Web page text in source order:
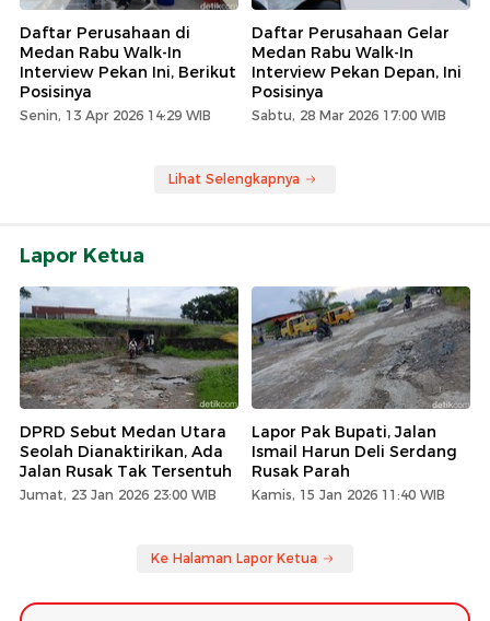
Daftar Perusahaan di
Medan Rabu Walk-In
Interview Pekan Ini, Berikut
Posisinya
Senin, 13 Apr 2026 14:29 WIB
Daftar Perusahaan Gelar
Medan Rabu Walk-In
Interview Pekan Depan, Ini
Posisinya
Sabtu, 28 Mar 2026 17:00 WIB
Lihat Selengkapnya
Lapor Ketua
DPRD Sebut Medan Utara
Seolah Dianaktirikan, Ada
Jalan Rusak Tak Tersentuh
Jumat, 23 Jan 2026 23:00 WIB
Lapor Pak Bupati, Jalan
Ismail Harun Deli Serdang
Rusak Parah
Kamis, 15 Jan 2026 11:40 WIB
Ke Halaman Lapor Ketua